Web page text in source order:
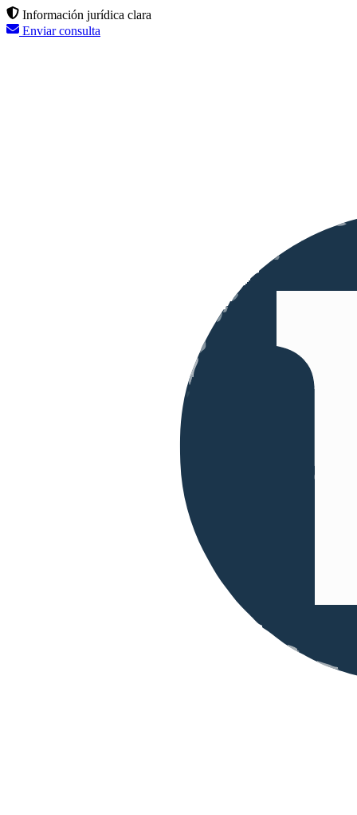
Información jurídica clara
Enviar consulta